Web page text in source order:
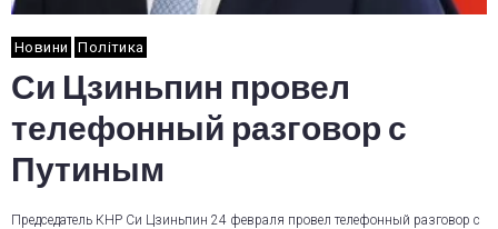
Новини Політика
Си Цзиньпин провел
телефонный разговор с
Путиным
Председатель КНР Си Цзиньпин 24 февраля провел телефонный разговор с